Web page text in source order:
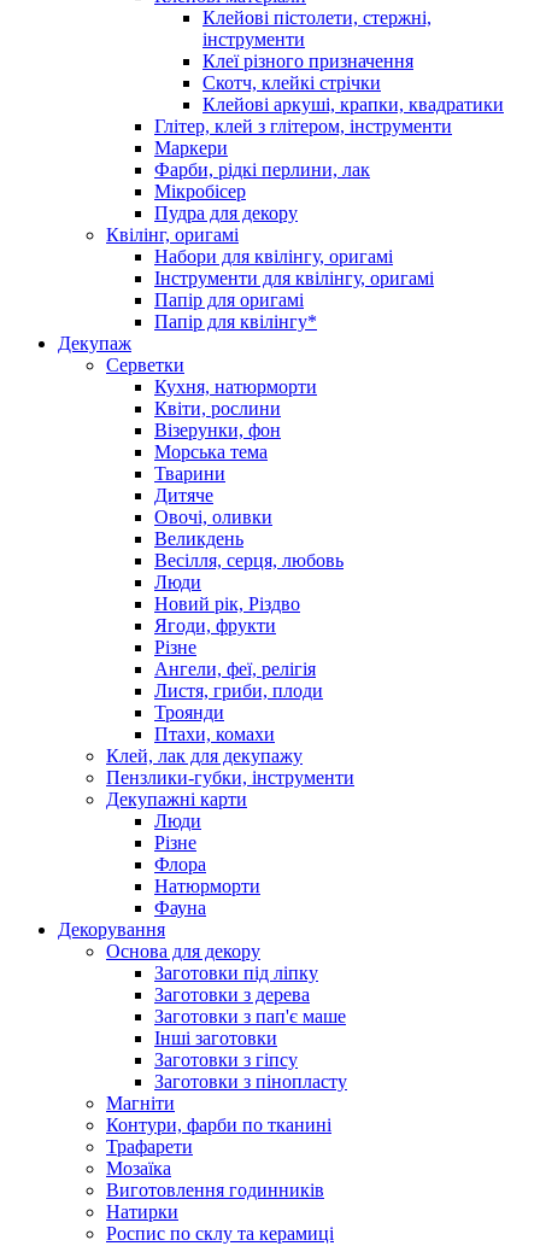
Клейові пістолети, стержні,
інструменти
Клеї різного призначення
Скотч, клейкі стрічки
Клейові аркуші, крапки, квадратики
Глітер, клей з глітером, інструменти
Маркери
Фарби, рідкі перлини, лак
Мікробісер
Пудра для декору
Квілінг, оригамі
Набори для квілінгу, оригамі
Інструменти для квілінгу, оригамі
Папір для оригамі
Папір для квілінгу*
Декупаж
Серветки
Кухня, натюрморти
Квіти, рослини
Візерунки, фон
Морська тема
Тварини
Дитяче
Овочі, оливки
Великдень
Весілля, серця, любовь
Люди
Новий рік, Різдво
Ягоди, фрукти
Різне
Ангели, феї, релігія
Листя, гриби, плоди
Троянди
Птахи, комахи
Клей, лак для декупажу
Пензлики-губки, інструменти
Декупажні карти
Люди
Різне
Флора
Натюрморти
Фауна
Декорування
Основа для декору
Заготовки під ліпку
Заготовки з дерева
Заготовки з пап'є маше
Інші заготовки
Заготовки з гіпсу
Заготовки з пінопласту
Магніти
Контури, фарби по тканині
Трафарети
Мозаїка
Виготовлення годинників
Натирки
Роспис по склу та керамиці